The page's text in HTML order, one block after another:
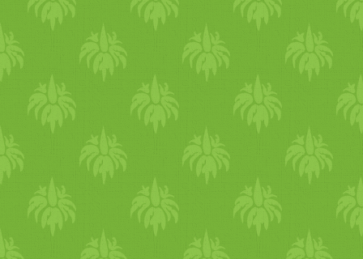
azoké az embereké, akik a
mai budapesti gasztrokultúra
alakításán dolgoznak.
Gratulálok a Collective Plant
csapatának! A Collective
Plant elérhető az alábbi